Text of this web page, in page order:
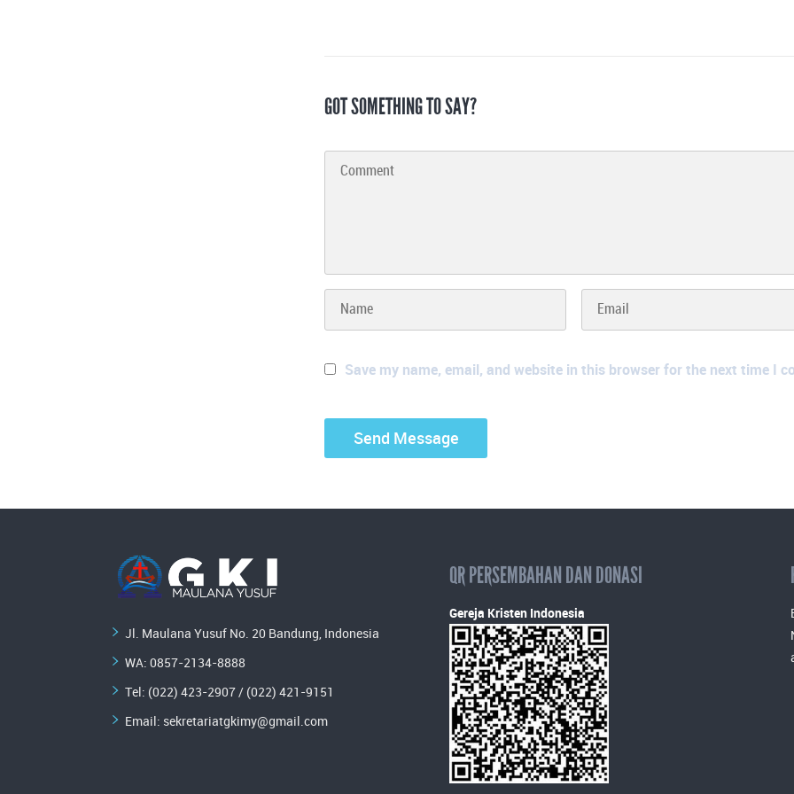
GOT SOMETHING TO SAY?
Save my name, email, and website in this browser for the next time I
Jl. Maulana Yusuf No. 20 Bandung, Indonesia
WA: 0857-2134-8888
Tel: (022) 423-2907 / (022) 421-9151
Email: sekretariatgkimy@gmail.com
QR PERSEMBAHAN DAN DONASI
Gereja Kristen Indonesia